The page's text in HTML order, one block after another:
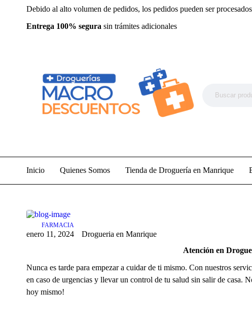
Debido al alto volumen de pedidos, los pedidos pueden ser
Entrega 100% segura sin trámites adicionales
Inicio Quienes Somos Tienda de Droguería en Manrique
FARMACIA
enero 11, 2024
Drogueria en Manrique
Atención en
Nunca es tarde para empezar a cuidar de ti mismo. Con nuestros
en caso de urgencias y llevar un control de tu salud sin salir de casa.
hoy mismo!